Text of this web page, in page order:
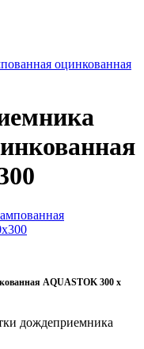
оцинкованная
AQUASTOK 300 x
дождеприемника